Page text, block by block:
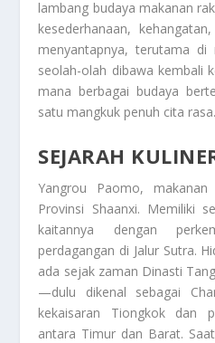
lambang budaya makanan
kesederhanaan,
menyantapnya, terutama di
seolah-olah dibawa kembali
mana berbagai budaya
satu mangkuk penuh cita rasa.
SEJARAH
Yangrou Paomo,
Provinsi Shaanxi. Memiliki
kaitannya dengan
perdagangan di Jalur Sutra.
ada sejak zaman Dinasti
—dulu dikenal sebagai
kekaisaran Tiongkok dan
antara Timur dan Barat.